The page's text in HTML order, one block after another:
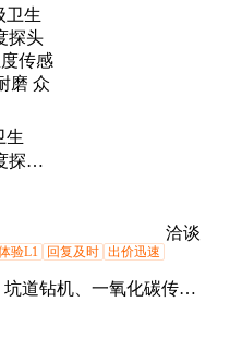
、干井炉、记录器、验
读数装置、温度测量、
测、温度探头、测温探
温度校验仪、智能干体
生
探头
洽谈
验L1 回复及时 出价迅速
道钻机、一氧化碳传感
机、蓄电池电机车